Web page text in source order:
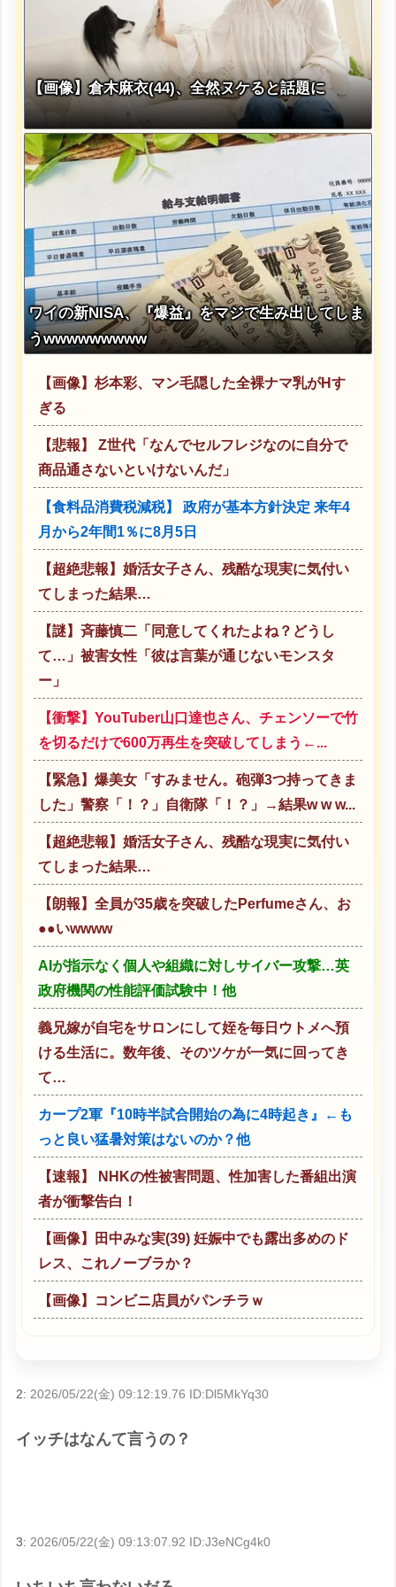
【画像】倉木麻衣(44)、全然ヌケると話題に
ワイの新NISA、『爆益』をマジで生み出してしま
うwwwwwwwww
【画像】杉本彩、マン毛隠した全裸ナマ乳がHす
ぎる
【悲報】 Z世代「なんでセルフレジなのに自分で
商品通さないといけないんだ」
【食料品消費税減税】 政府が基本方針決定 来年4
月から2年間1％に8月5日
【超絶悲報】婚活女子さん、残酷な現実に気付い
てしまった結果…
【謎】斉藤慎二「同意してくれたよね？どうし
て…」被害女性「彼は言葉が通じないモンスタ
ー」
【衝撃】YouTuber山口達也さん、チェンソーで竹
を切るだけで600万再生を突破してしまう←...
【緊急】爆美女「すみません。砲弾3つ持ってきま
した」警察「！？」自衛隊「！？」→結果w w w...
【超絶悲報】婚活女子さん、残酷な現実に気付い
てしまった結果…
【朗報】全員が35歳を突破したPerfumeさん、お
●●いwwww
AIが指示なく個人や組織に対しサイバー攻撃…英
政府機関の性能評価試験中！他
義兄嫁が自宅をサロンにして姪を毎日ウトメへ預
ける生活に。数年後、そのツケが一気に回ってき
て…
カープ2軍『10時半試合開始の為に4時起き』←も
っと良い猛暑対策はないのか？他
【速報】 NHKの性被害問題、性加害した番組出演
者が衝撃告白！
【画像】田中みな実(39) 妊娠中でも露出多めのド
レス、これノーブラか？
【画像】コンビニ店員がパンチラｗ
2: 2026/05/22(金) 09:12:19.76 ID:Dl5MkYq30
イッチはなんて言うの？
3: 2026/05/22(金) 09:13:07.92 ID:J3eNCg4k0